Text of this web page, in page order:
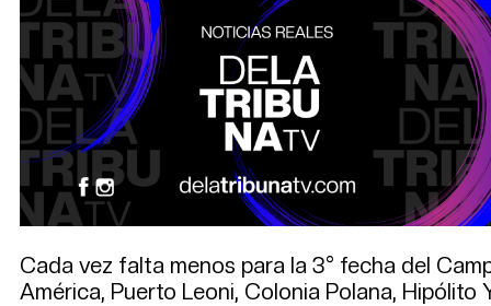
Cada vez falta menos para la 3° fecha del
América, Puerto Leoni, Colonia Polana, Hipólito